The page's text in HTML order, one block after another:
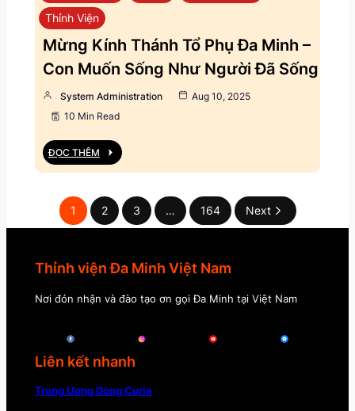
Thỉnh Viện
Mừng Kính Thánh Tổ Phụ Đa Minh –
Con Muốn Sống Như Người Đã Sống
System Administration
Aug 10, 2025
10 Min Read
ĐỌC THÊM
1 2 3 … 164 Next
Thỉnh viện Đa Minh Việt Nam
Nơi đón nhận và đào tạo ơn gọi Đa Minh tại Việt Nam
Liên kết nhanh
Trung Ương Dòng Curia